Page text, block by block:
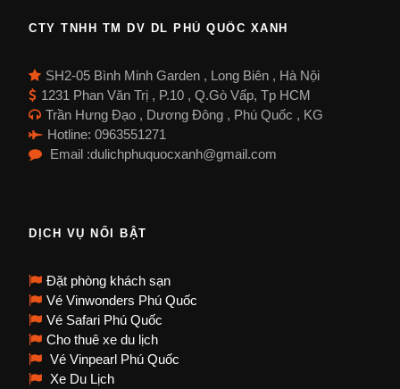
CTY TNHH TM DV DL PHÚ QUỐC XANH
SH2-05 Bình Minh Garden , Long Biên , Hà Nội
1231 Phan Văn Trị , P.10 , Q.Gò Vấp, Tp HCM
Trần Hưng Đạo , Dương Đông , Phú Quốc , KG
Hotline: 0963551271
Email :dulichphuquocxanh@gmail.com
DỊCH VỤ NỔI BẬT
Đặt phòng khách sạn
Vé Vinwonders Phú Quốc
Vé Safari Phú Quốc
Cho thuê xe du lịch
Vé Vinpearl Phú Quốc
Xe Du Lịch